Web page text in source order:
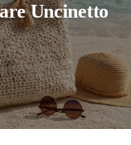
Uncinetto